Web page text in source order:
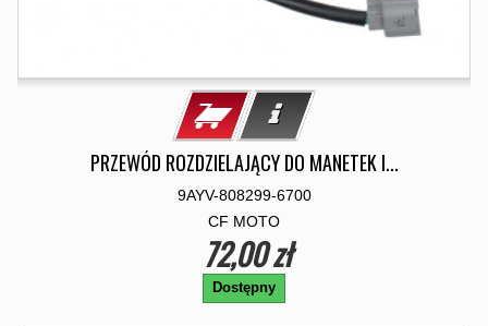
PRZEWÓD ROZDZIELAJĄCY DO MANETEK I...
9AYV-808299-6700
CF MOTO
72,00 zł
Dostępny